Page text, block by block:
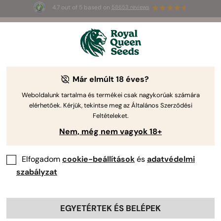
4.7 out of 5 based on 58653 reviews
Summer Sales: până la 50% reducere
la produsele selectate! ⏤
Reviewed by:Silvia Maroto
A kannabisz hermafroditizmusa: mi ez,
és hogyan kell kezelni?
Már elmúlt 18 éves?
Weboldalunk tartalma és termékei csak nagykorúak számára
elérhetőek. Kérjük, tekintse meg az Általános Szerződési
Feltételeket.
Nem, még nem vagyok 18+
Elfogadomcookie-beállításokésadatvédelmi
szabályzat
EGYETÉRTEK ÉS BELÉPEK